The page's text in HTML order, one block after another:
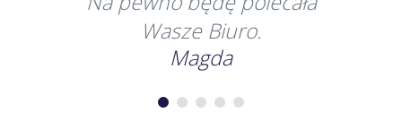
Wasze Biuro.
Magda